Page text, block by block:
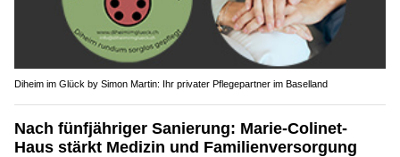
Diheim im Glück by Simon Martin: Ihr privater Pflegepartner im Baselland
Nach fünfjähriger Sanierung: Marie-Colinet-
Haus stärkt Medizin und Familienversorgung